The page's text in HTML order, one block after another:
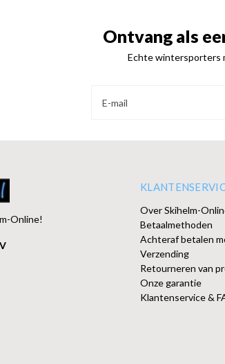
Ontvang als
Echte wintersporters
Online!
Over Skihelm-
Betaalmethoden
Achteraf betalen
Verzending
Retourneren van
Onze garantie
Klantenservice &